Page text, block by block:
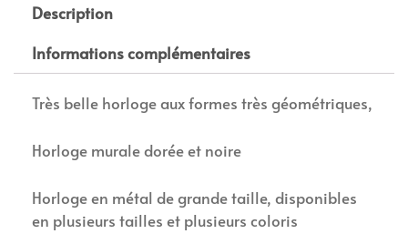
Description
Informations complémentaires
Très belle horloge aux formes très géométriques,
Horloge murale dorée et noire
Horloge en métal de grande taille, disponibles
en plusieurs tailles et plusieurs coloris